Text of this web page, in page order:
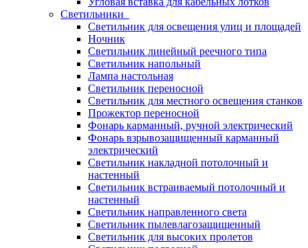
Светильники
Светильник для освещения улиц и площадей
Ночник
Светильник линейный реечного типа
Светильник напольный
Лампа настольная
Светильник переносной
Светильник для местного освещения станков
Прожектор переносной
Фонарь карманный, ручной электрический
Фонарь взрывозащищенный карманный
электрический
Светильник накладной потолочный и
настенный
Светильник встраиваемый потолочный и
настенный
Светильник направленного света
Светильник пылевлагозащищенный
Светильник для высоких пролетов